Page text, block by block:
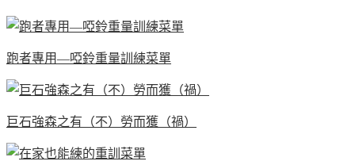
跑者專用—啞鈴重量訓練菜單
巨石強森之有（不）勞而獲（禍）